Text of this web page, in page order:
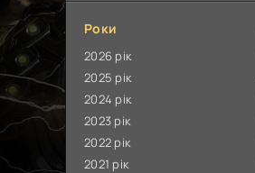
Роки
2026 рік
2025 рік
2024 рік
2023 рік
2022 рік
2021 рік